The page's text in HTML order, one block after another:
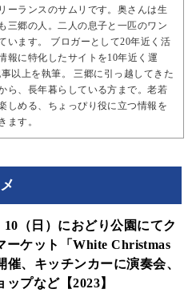
ーランスのサムリです。奥さんは生
三郷の人。二人の息子と一匹のワン
います。 ブロガーとして20年近く活
報に特化したサイトを10年近く運
以上を執筆。 三郷に引っ越してきた
ら、長年暮らしている方まで。老若
しめる、ちょっぴり役に立つ情報を
ます。
10（日）におどり公園にてク
ーケット「White Christmas
催、キッチンカーに演奏会、
ップなど【2023】